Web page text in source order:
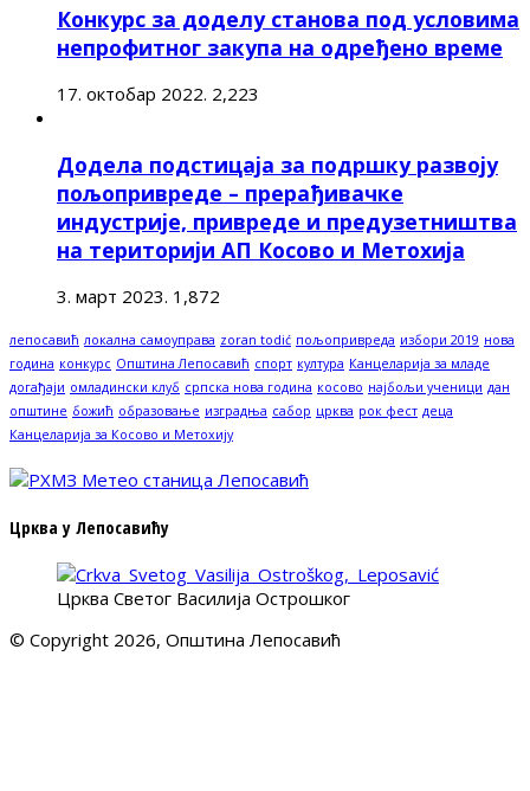
Конкурс за доделу станова под условима
непрофитног закупа на одређено време
17. октобар 2022. 2,223
Додела подстицаја за подршку развоју
пољопривреде – прерађивачке
индустрије, привреде и предузетништва
на територији АП Косово и Метохија
3. март 2023. 1,872
лепосавић локална самоуправа zoran todić пољопривреда избори 2019 нова
година конкурс Општина Лепосавић спорт култура Канцеларија за младе
догађаји омладински клуб српска нова година косово најбољи ученици дан
општине божић образовање изградња сабор црква рок фест деца
Канцеларија за Косово и Метохију
Црква у Лепосавићу
Црква Светог Василија Острошког
© Copyright 2026, Општина Лепосавић